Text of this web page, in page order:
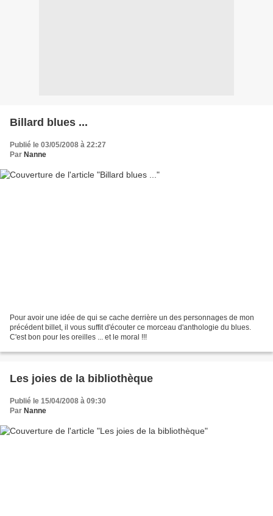
Billard blues ...
Publié le 03/05/2008 à 22:27
Par Nanne
Pour avoir une idée de qui se cache derrière un des personnages de mon
précédent billet, il vous suffit d'écouter ce morceau d'anthologie du blues.
C'est bon pour les oreilles ... et le moral !!!
Les joies de la bibliothèque
Publié le 15/04/2008 à 09:30
Par Nanne